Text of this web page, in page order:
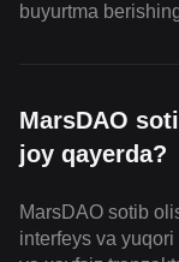
buyurtma
MarsDAO
joy qayerda?
MarsDAO sotib
interfeys va